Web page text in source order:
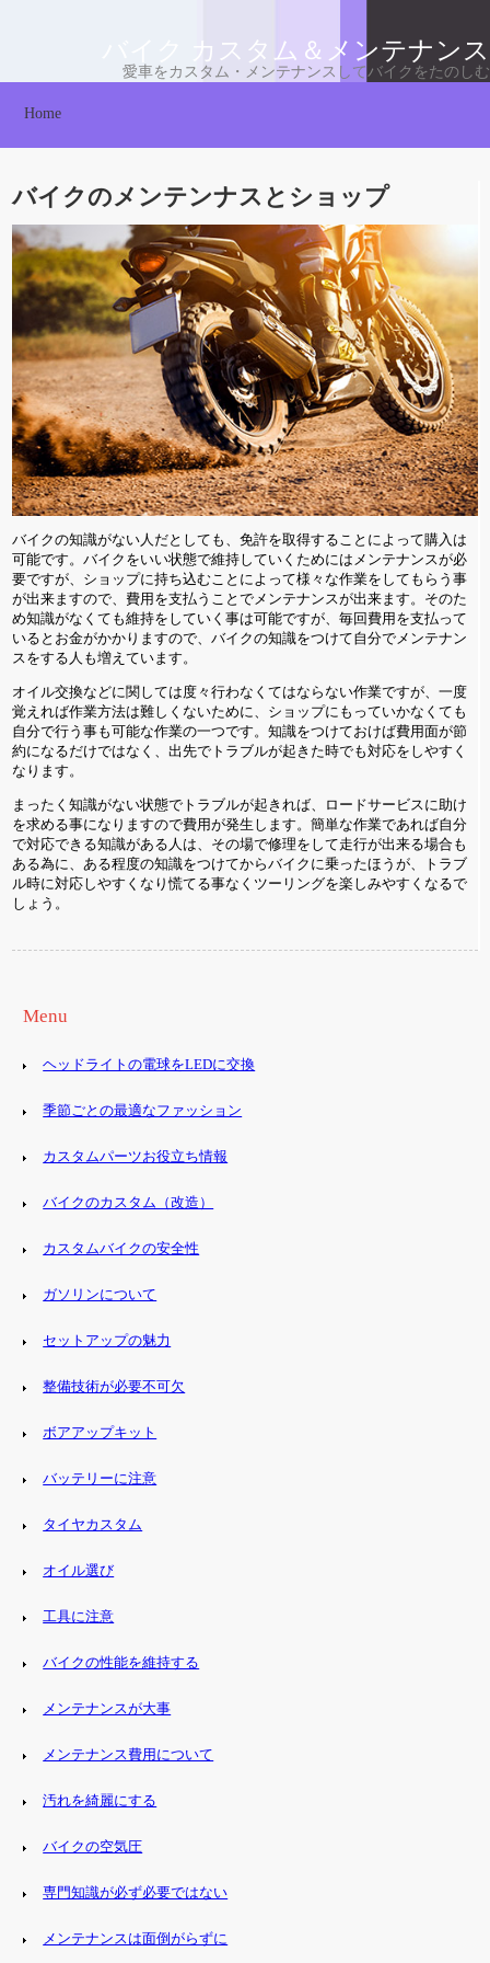
バイク カスタム＆メンテナンス
愛車をカスタム・メンテナンスしてバイクをたのしむ
Home
バイクのメンテンナスとショップ
バイクの知識がない人だとしても、免許を取得することによって購入は
可能です。バイクをいい状態で維持していくためにはメンテナンスが必
要ですが、ショップに持ち込むことによって様々な作業をしてもらう事
が出来ますので、費用を支払うことでメンテナンスが出来ます。そのた
め知識がなくても維持をしていく事は可能ですが、毎回費用を支払って
いるとお金がかかりますので、バイクの知識をつけて自分でメンテナン
スをする人も増えています。
オイル交換などに関しては度々行わなくてはならない作業ですが、一度
覚えれば作業方法は難しくないために、ショップにもっていかなくても
自分で行う事も可能な作業の一つです。知識をつけておけば費用面が節
約になるだけではなく、出先でトラブルが起きた時でも対応をしやすく
なります。
まったく知識がない状態でトラブルが起きれば、ロードサービスに助け
を求める事になりますので費用が発生します。簡単な作業であれば自分
で対応できる知識がある人は、その場で修理をして走行が出来る場合も
ある為に、ある程度の知識をつけてからバイクに乗ったほうが、トラブ
ル時に対応しやすくなり慌てる事なくツーリングを楽しみやすくなるで
しょう。
Menu
ヘッドライトの電球をLEDに交換
季節ごとの最適なファッション
カスタムパーツお役立ち情報
バイクのカスタム（改造）
カスタムバイクの安全性
ガソリンについて
セットアップの魅力
整備技術が必要不可欠
ボアアップキット
バッテリーに注意
タイヤカスタム
オイル選び
工具に注意
バイクの性能を維持する
メンテナンスが大事
メンテナンス費用について
汚れを綺麗にする
バイクの空気圧
専門知識が必ず必要ではない
メンテナンスは面倒がらずに